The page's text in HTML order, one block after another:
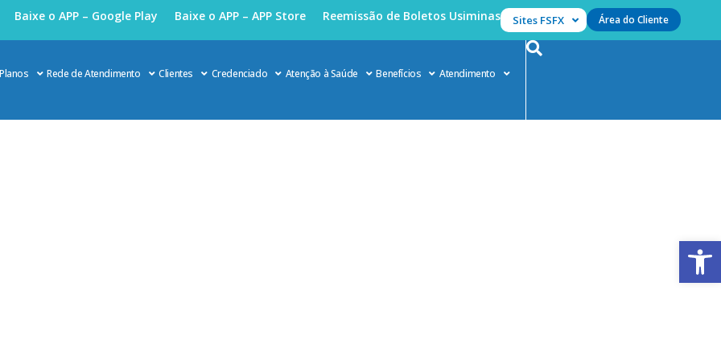
Abrir
Área do Cliente
Sites FSFX
Baixe o APP – Google Play Baixe o APP – APP Store Reemissão de Boletos Usiminas
Planos Rede de Atendimento Clientes Credenciado Atenção à Saúde Benefícios Atendimento